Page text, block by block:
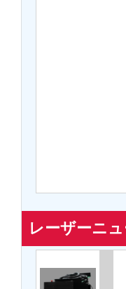
レーザーニ